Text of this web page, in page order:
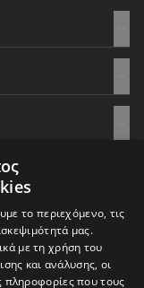
το περιεχόμενο, τις
μας.
με τη χρήση του
και ανάλυσης, οι
πληροφορίες που τους